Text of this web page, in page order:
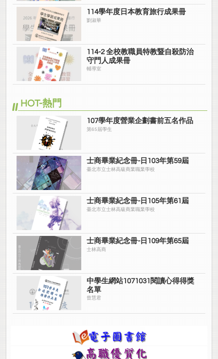
114學年度日本教育旅行成果冊
劉淑華
114-2 全校教職員特教暨自殺防治
守門人成果冊
輔導室
HOT-熱門
107學年度營業企劃書前五名作品
第65屆學生
士商畢業紀念冊-日103年第59屆
臺北市立士林高級商業職業學校
士商畢業紀念冊-日105年第61屆
臺北市立士林高級商業職業學校
士商畢業紀念冊-日109年第65屆
士林高商
中學生網站1071031閱讀心得得獎
名單
曾慧君